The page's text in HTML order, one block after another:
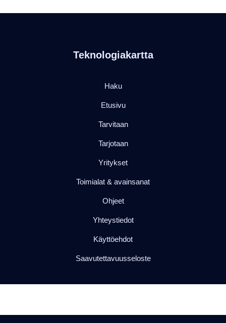
Teknologiakartta
Haku
Etusivu
Tarvitaan
Tarjotaan
Yritykset
Toimialat & avainsanat
Ohjeet
Yhteystiedot
Käyttöehdot
Saavutettavuusseloste